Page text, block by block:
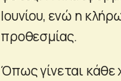
Ιουνίου, ενώ η
προθεσμίας.
Όπως γίνεται κάθε